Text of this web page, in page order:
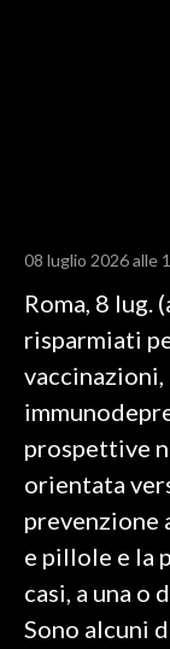
RISULTATI E
CALCIO
CALCIO REGIONALE
BASKET
VOLLEY
MOTORI
TENNIS
ALTRI SPORT
SPETTACOLI
08 luglio 2026 alle
Roma, 8 lug.
risparmiati
prospettive
orientata
prevenzione
e pillole e la
casi, a una o
Sono alcuni